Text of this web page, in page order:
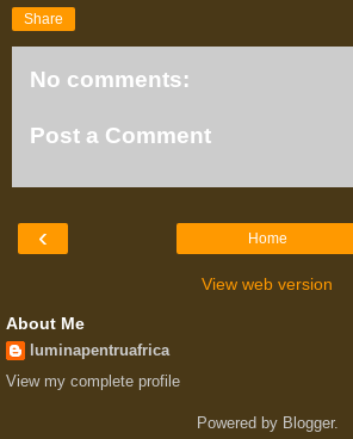
Share
No comments:
Post a Comment
‹ Home
View web version
About Me
luminapentruafrica
View my complete profile
Powered by Blogger.